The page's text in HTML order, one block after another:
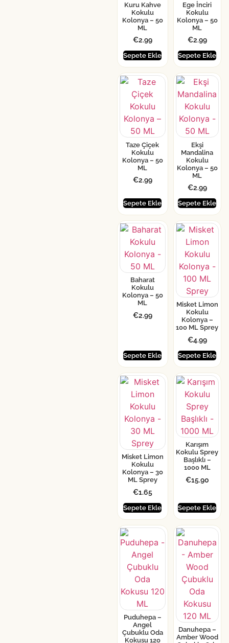
Kuru Kahve
Kokulu
Kolonya – 50
ML
€2.99
Sepete Ekle
Ege İnciri
Kokulu
Kolonya – 50
ML
€2.99
Sepete Ekle
Taze Çiçek
Kokulu
Kolonya – 50
ML
€2.99
Sepete Ekle
Ekşi
Mandalina
Kokulu
Kolonya – 50
ML
€2.99
Sepete Ekle
Baharat
Kokulu
Kolonya – 50
ML
€2.99
Sepete Ekle
Misket Limon
Kokulu
Kolonya –
100 ML Sprey
€4.99
Sepete Ekle
Misket Limon
Kokulu
Kolonya – 30
ML Sprey
€1.65
Sepete Ekle
Karışım
Kokulu Sprey
Başlıklı –
1000 ML
€15.90
Sepete Ekle
Puduhepa –
Angel
Çubuklu Oda
Kokusu 120
Danuhepa –
Amber Wood